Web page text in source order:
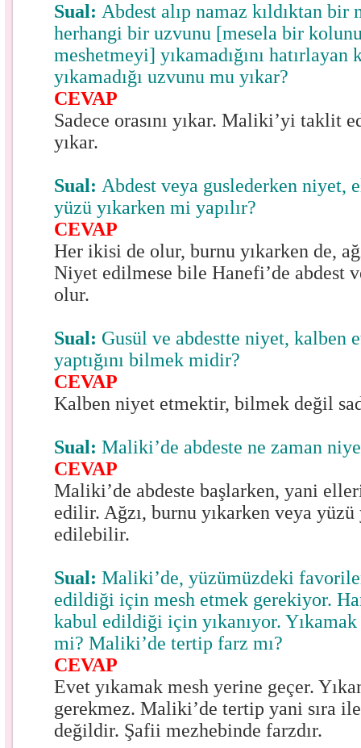
Sual: Abdest alıp namaz kıldıktan bir
herhangi bir uzvunu [mesela bir kolunu
meshetmeyi] yıkamadığını hatırlayan
yıkamadığı uzvunu mu yıkar?
CEVAP
Sadece orasını yıkar. Maliki’yi taklit
yıkar.
Sual: Abdest veya guslederken niyet,
yüzü yıkarken mi yapılır?
CEVAP
Her ikisi de olur, burnu yıkarken de,
Niyet edilmese bile Hanefi’de abdest
olur.
Sual: Gusül ve abdestte niyet, kalben
yaptığını bilmek midir?
CEVAP
Kalben niyet etmektir, bilmek değil
Sual:Maliki’de abdeste ne zaman
CEVAP
Maliki’de abdeste başlarken, yani
edilir. Ağzı, burnu yıkarken veya
edilebilir.
Sual: Maliki’de, yüzümüzdeki
edildiği için mesh etmek gerekiyor.
kabul edildiği için yıkanıyor.
mi? Maliki’de tertip farz mı?
CEVAP
Evet yıkamak mesh yerine geçer.
gerekmez. Maliki’de tertip yani sıra
değildir. Şafii mezhebinde farzdır.